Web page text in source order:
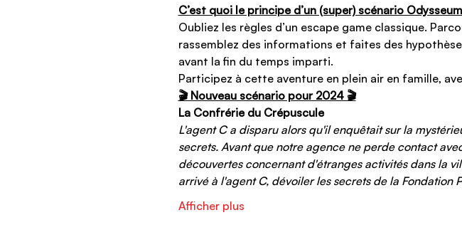
C’est quoi le principe d’un (super) scénario
Oubliez les règles d’un escape game classique.
rassemblez des informations et faites des
avant la fin du temps imparti.
Participez à cette aventure en plein air en famille,
🎬 Nouveau scénario pour 2024 🎬
La Confrérie du Crépuscule
L'agent C a disparu alors qu'il enquêtait sur la
secrets. Avant que notre agence ne perde contact
découvertes concernant d'étranges activités dans la
arrivé à l'agent C, dévoiler les secrets de la Fondation
Afficher plus